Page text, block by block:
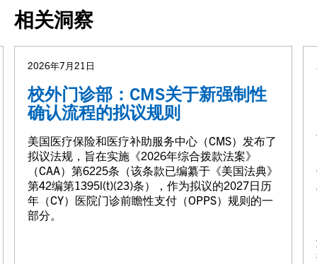
相关洞察
2026年7月21日
校外门诊部：CMS关于新强制性
确认流程的拟议规则
美国医疗保险和医疗补助服务中心（CMS）发布了
拟议法规，旨在实施《2026年综合拨款法案》
（CAA）第6225条（该条款已编纂于《美国法典》
第42编第1395l(t)(23)条），作为拟议的2027日历
年（CY）医院门诊前瞻性支付（OPPS）规则的一
部分。